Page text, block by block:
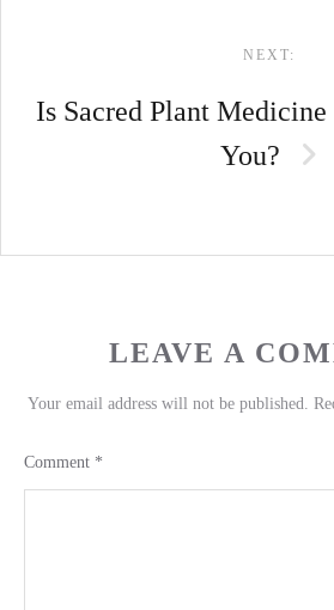
NEXT:
Is Sacred Plant
You?
LEAVE A
Your email address will not be published.
Comment *